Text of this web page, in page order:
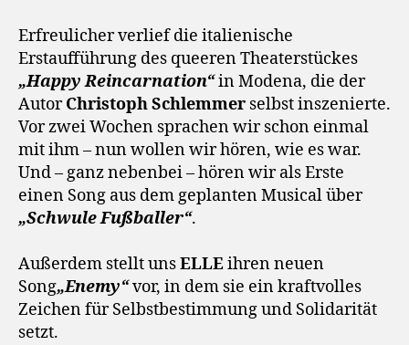
Erfreulicher verlief die italienische
Erstaufführung des queeren Theaterstückes
„Happy Reincarnation“in Modena, die der
AutorChristoph Schlemmer selbst inszenierte.
Vor zwei Wochen sprachen wir schon einmal
mit ihm – nun wollen wir hören, wie es war.
Und – ganz nebenbei – hören wir als Erste
einen Song aus dem geplanten Musical über
„Schwule Fußballer“.
Außerdem stellt unsELLEihren neuen
Song„Enemy“vor, in dem sie ein kraftvolles
Zeichen für Selbstbestimmung und Solidarität
setzt.